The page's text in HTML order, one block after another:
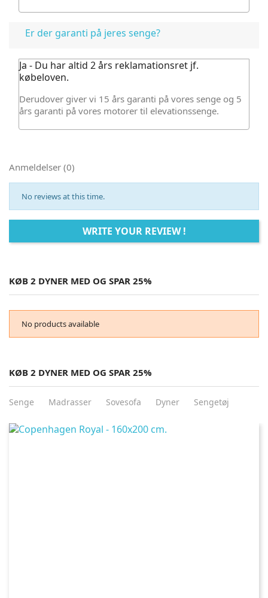
Er der garanti på jeres senge?
Ja - Du har altid 2 års reklamationsret jf.
købeloven.
Derudover giver vi 15 års garanti på vores senge og 5
års garanti på vores motorer til elevationssenge.
Anmeldelser (0)
No reviews at this time.
WRITE YOUR REVIEW !
KØB 2 DYNER MED OG SPAR 25%
No products available
KØB 2 DYNER MED OG SPAR 25%
Senge Madrasser Sovesofa Dyner Sengetøj